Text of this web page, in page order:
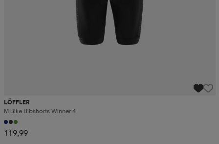
LÖFFLER
M Bike Bibshorts Winner 4
119,99